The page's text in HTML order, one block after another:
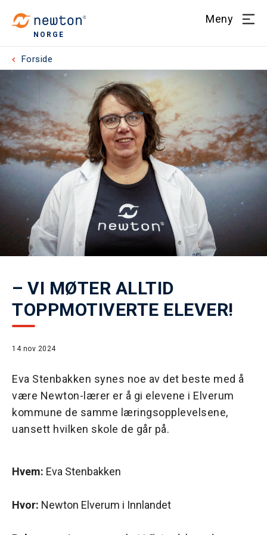
NORGE
Meny
Forside
– VI MØTER ALLTID
TOPPMOTIVERTE ELEVER!
14 nov 2024
Eva Stenbakken synes noe av det beste med å
være Newton-lærer er å gi elevene i Elverum
kommune de samme læringsopplevelsene,
uansett hvilken skole de går på.
Hvem: Eva Stenbakken
Hvor: Newton Elverum i Innlandet